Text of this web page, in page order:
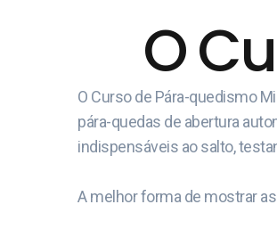
O
O Curso de Pára-quedismo
pára-quedas de abertura
indispensáveis ao salto,
A melhor forma de mostrar